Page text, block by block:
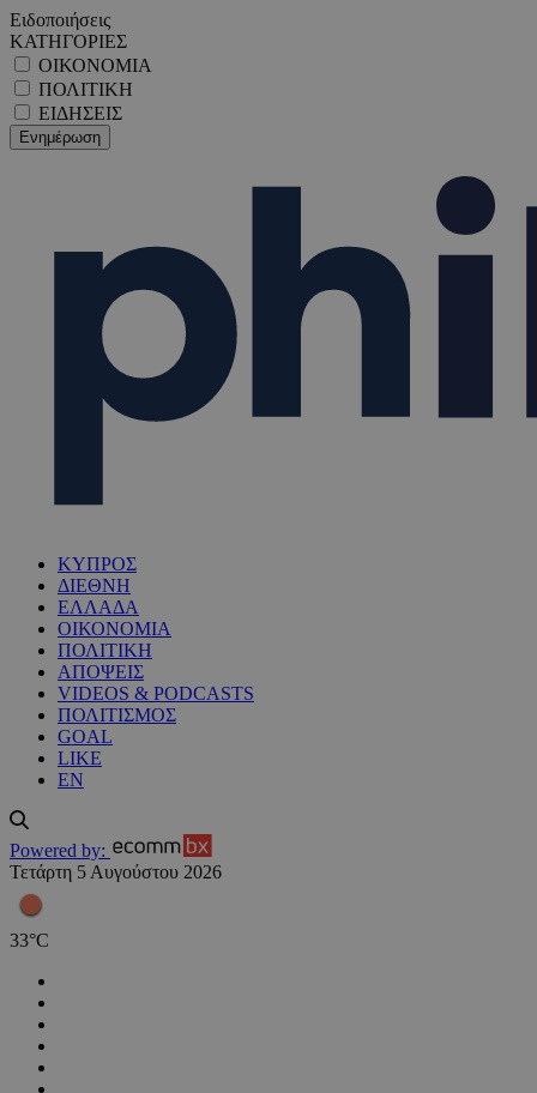
Ειδοποιήσεις
ΚΑΤΗΓΟΡΙΕΣ
ΟΙΚΟΝΟΜΙΑ
ΠΟΛΙΤΙΚΗ
ΕΙΔΗΣΕΙΣ
ΚΥΠΡΟΣ
ΔΙΕΘΝΗ
ΕΛΛΑΔΑ
ΟΙΚΟΝΟΜΙΑ
ΠΟΛΙΤΙΚΗ
ΑΠΟΨΕΙΣ
VIDEOS & PODCASTS
ΠΟΛΙΤΙΣΜΟΣ
GOAL
LIKE
EN
Powered by:
Τετάρτη 5 Αυγούστου 2026
33°C